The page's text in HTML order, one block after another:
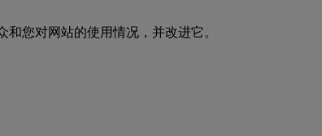
您对网站的使用情况，并改进它。